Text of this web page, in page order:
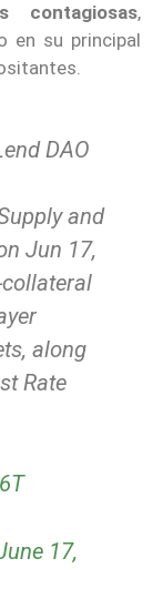
contagiosas,
en su principal
DAO
and
Jun 17,
along
Rate
17,